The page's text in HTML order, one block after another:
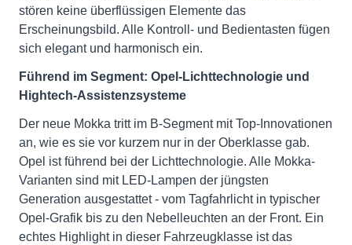
stören keine überflüssigen Elemente das
Erscheinungsbild. Alle Kontroll- und Bedientasten fügen
sich elegant und harmonisch ein.
Führend im Segment: Opel-Lichttechnologie und
Hightech-Assistenzsysteme
Der neue Mokka tritt im B-Segment mit Top-Innovationen
an, wie es sie vor kurzem nur in der Oberklasse gab.
Opel ist führend bei der Lichttechnologie. Alle Mokka-
Varianten sind mit LED-Lampen der jüngsten
Generation ausgestattet - vom Tagfahrlicht in typischer
Opel-Grafik bis zu den Nebelleuchten an der Front. Ein
echtes Highlight in dieser Fahrzeugklasse ist das